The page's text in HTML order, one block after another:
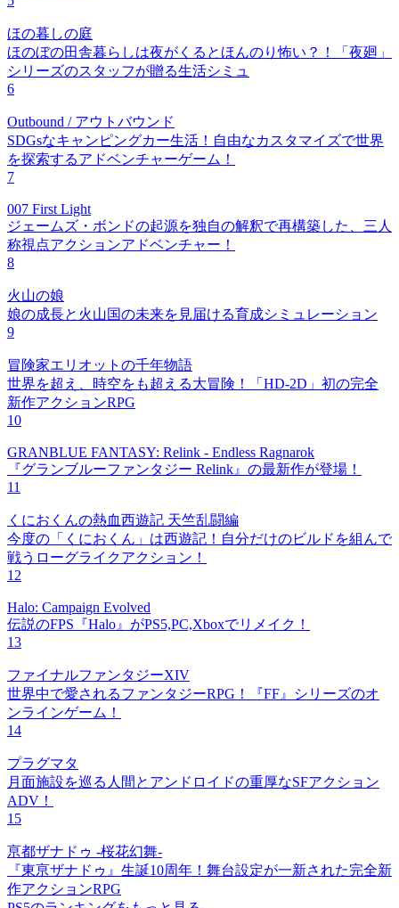
ほの暮しの庭
ほのぼの田舎暮らしは夜がくるとほんのり怖い？！「夜廻」
シリーズのスタッフが贈る生活シミュ
6
Outbound / アウトバウンド
SDGsなキャンピングカー生活！自由なカスタマイズで世界
を探索するアドベンチャーゲーム！
7
007 First Light
ジェームズ・ボンドの起源を独自の解釈で再構築した、三人
称視点アクションアドベンチャー！
8
火山の娘
娘の成長と火山国の未来を見届ける育成シミュレーション
9
冒険家エリオットの千年物語
世界を超え、時空をも超える大冒険！「HD-2D」初の完全
新作アクションRPG
10
GRANBLUE FANTASY: Relink - Endless Ragnarok
『グランブルーファンタジー Relink』の最新作が登場！
11
くにおくんの熱血西遊記 天竺乱闘編
今度の「くにおくん」は西遊記！自分だけのビルドを組んで
戦うローグライクアクション！
12
Halo: Campaign Evolved
伝説のFPS『Halo』がPS5,PC,Xboxでリメイク！
13
ファイナルファンタジーXIV
世界中で愛されるファンタジーRPG！『FF』シリーズのオ
ンラインゲーム！
14
プラグマタ
月面施設を巡る人間とアンドロイドの重厚なSFアクション
ADV！
15
亰都ザナドゥ -桜花幻舞-
『東亰ザナドゥ』生誕10周年！舞台設定が一新された完全新
作アクションRPG